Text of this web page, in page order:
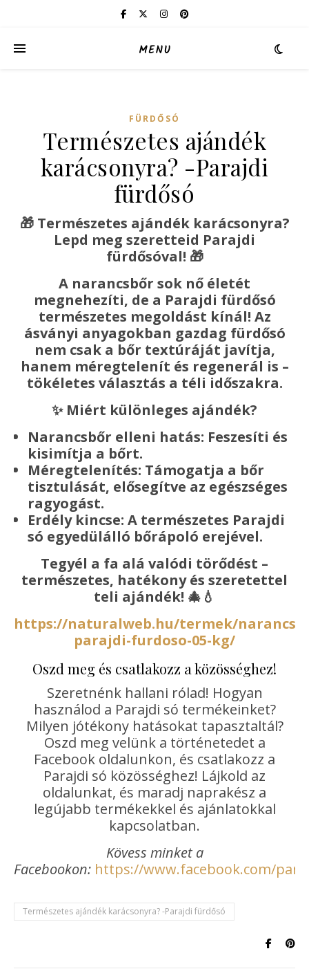
MENU
FÜRDŐSÓ
Természetes ajándék
karácsonyra? -Parajdi
fürdősó
🎁 Természetes ajándék karácsonyra?
Lepd meg szeretteid Parajdi
fürdősóval! 🎁
A narancsbőr sok nő életét
megnehezíti, de a Parajdi fürdősó
természetes megoldást kínál! Az
ásványi anyagokban gazdag fürdősó
nem csak a bőr textúráját javítja,
hanem méregtelenít és regenerál is –
tökéletes választás a téli időszakra.
✨ Miért különleges ajándék?
Narancsbőr elleni hatás: Feszesíti és
kisimítja a bőrt.
Méregtelenítés: Támogatja a bőr
tisztulását, elősegítve az egészséges
ragyogást.
Erdély kincse: A természetes Parajdi
só egyedülálló bőrápoló erejével.
Tegyél a fa alá valódi törődést –
természetes, hatékony és szeretettel
teli ajándék! 🎄💧
https://naturalweb.hu/termek/
parajdi-furdoso-05-kg/
Oszd meg és csatlakozz a közösséghez!
Szeretnénk hallani rólad! Hogyan
használod a Parajdi só termékeinket?
Milyen jótékony hatásokat tapasztaltál?
Oszd meg velünk a történetedet a
Facebook oldalunkon, és csatlakozz a
Parajdi só közösséghez! Lájkold az
oldalunkat, és maradj naprakész a
legújabb termékekkel és ajánlatokkal
kapcsolatban.
Kövess minket a
Facebookon: https://www.facebook.com/
Természetes ajándék karácsonyra? -Parajdi fürdősó